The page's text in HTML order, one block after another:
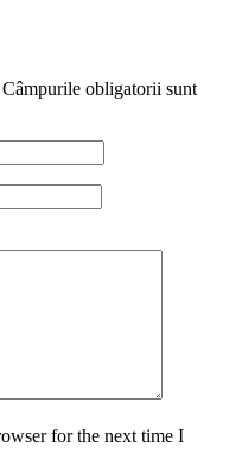
Câmpurile obligatorii sunt
for the next time I